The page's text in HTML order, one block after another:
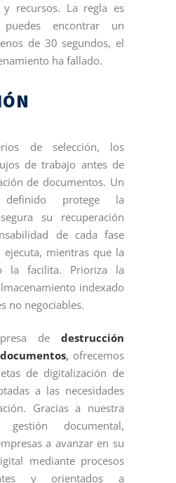
y recursos. La regla es
encontrar un
de 30 segundos, el
ha fallado.
de selección, los
de trabajo antes de
de documentos. Un
protege la
su recuperación
de cada fase
mientras que la
la facilita. Prioriza la
indexado
no negociables.
de destrucción
, ofrecemos
de digitalización de
a las necesidades
Gracias a nuestra
gestión documental,
a avanzar en su
mediante procesos
y orientados a